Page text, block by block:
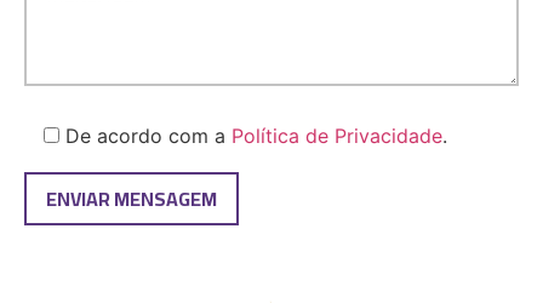
De acordo com a Política de Privacidade.